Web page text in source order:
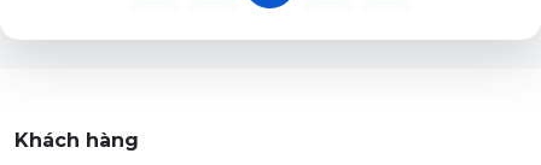
Khách hàng